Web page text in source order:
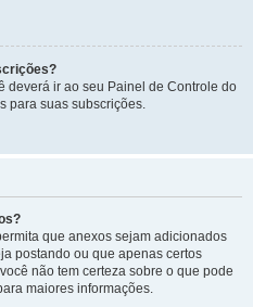
deverá ir ao seu Painel de Controle do
para suas subscrições.
que anexos sejam adicionados
postando ou que apenas certos
não tem certeza sobre o que pode
maiores informações.